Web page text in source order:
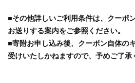
■その他詳しいご利用条件は、クーポ
お送りする案内をご参照ください。
■寄附お申し込み後、クーポン自体の
受けいたしかねますので、予めご了承